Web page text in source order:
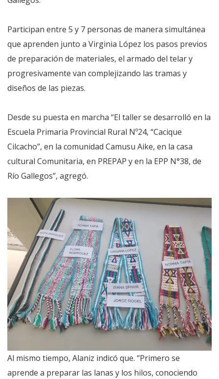
Participan entre 5 y 7 personas de manera simultánea
que aprenden junto a Virginia López los pasos previos
de preparación de materiales, el armado del telar y
progresivamente van complejizando las tramas y
diseños de las piezas.
Desde su puesta en marcha “El taller se desarrolló en la
Escuela Primaria Provincial Rural Nº24, “Cacique
Cilcacho”, en la comunidad Camusu Aike, en la casa
cultural Comunitaria, en PREPAP y en la EPP N°38, de
Río Gallegos”, agregó.
Al mismo tiempo, Alaniz indicó que. “Primero se
aprende a preparar las lanas y los hilos, conociendo